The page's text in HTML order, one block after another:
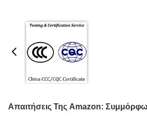
Απαιτήσεις Της Amazon: